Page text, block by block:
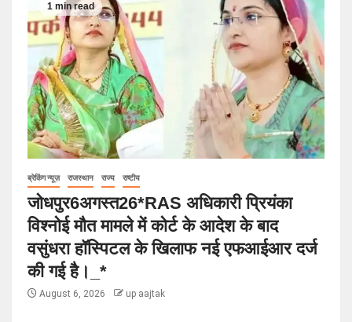
1 min read
ब्रेकिंग न्यूज़ राजस्थान राज्य राष्टीय
जोधपुर6अगस्त26*RAS अधिकारी प्रियंका
विश्नोई मौत मामले में कोर्ट के आदेश के बाद
वसुंधरा हॉस्पिटल के खिलाफ नई एफआईआर दर्ज
की गई है।_*
August 6, 2026 up aajtak